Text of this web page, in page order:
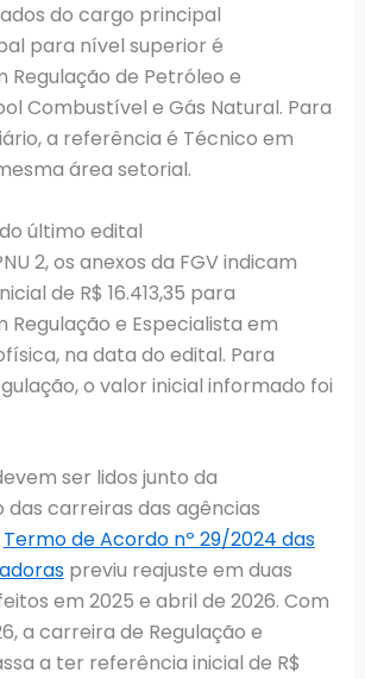
do cargo principal
para nível superior é
Regulação de Petróleo e
Combustível e Gás Natural. Para
a referência é Técnico em
área setorial.
último edital
2, os anexos da FGV indicam
de R$ 16.413,35 para
Regulação e Especialista em
na data do edital. Para
o valor inicial informado foi
ser lidos junto da
carreiras das agências
Termo de Acordo nº 29/2024 das
previu reajuste em duas
em 2025 e abril de 2026. Com
a carreira de Regulação e
a ter referência inicial de R$